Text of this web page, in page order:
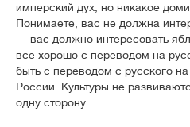
имперский дух, но никакое
Понимаете, вас не должна
— вас должно интересовать
все хорошо с переводом на
быть с переводом с русского
России. Культуры не
одну сторону.